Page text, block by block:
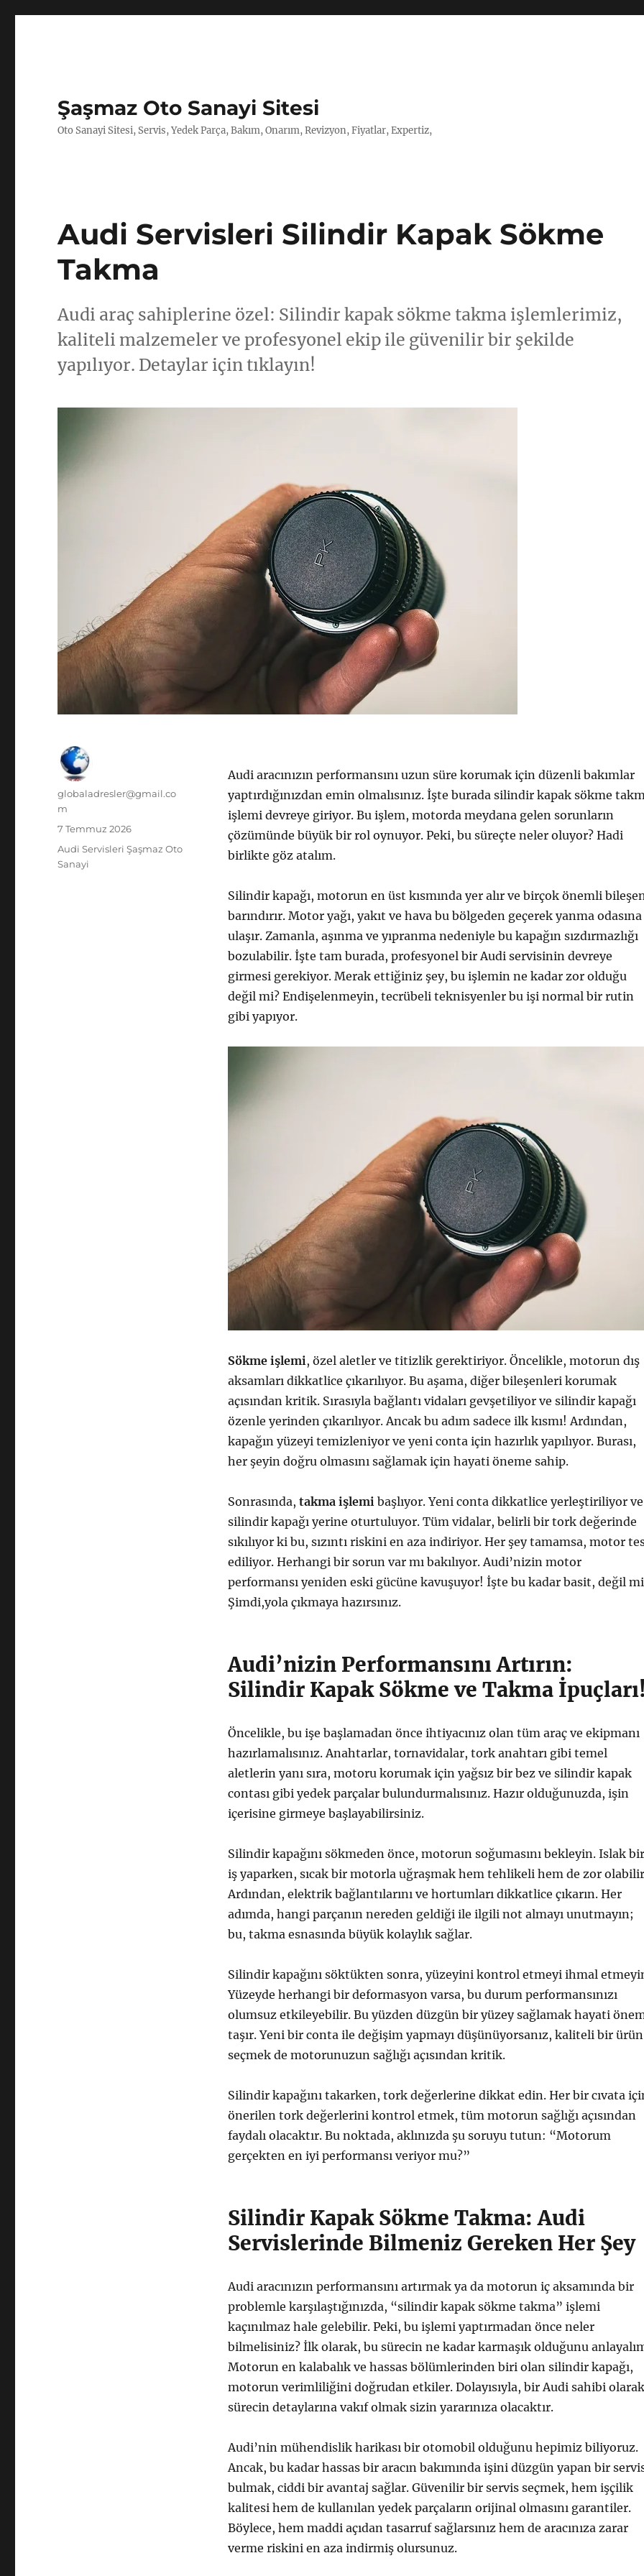
Şaşmaz Oto Sanayi Sitesi
Oto Sanayi Sitesi, Servis, Yedek Parça, Bakım, Onarım, Revizyon, Fiyatlar, Expertiz,
Audi Servisleri Silindir Kapak Sökme
Takma
Audi araç sahiplerine özel: Silindir kapak sökme takma işlemlerimiz,
kaliteli malzemeler ve profesyonel ekip ile güvenilir bir şekilde
yapılıyor. Detaylar için tıklayın!
Audi aracınızın performansını uzun süre korumak için düzenli bakımlar
yaptırdığınızdan emin olmalısınız. İşte burada silindir kapak sökme
işlemi devreye giriyor. Bu işlem, motorda meydana gelen sorunların
çözümünde büyük bir rol oynuyor. Peki, bu süreçte neler oluyor? Hadi
birlikte göz atalım.
Silindir kapağı, motorun en üst kısmında yer alır ve birçok önemli
barındırır. Motor yağı, yakıt ve hava bu bölgeden geçerek yanma odasına
ulaşır. Zamanla, aşınma ve yıpranma nedeniyle bu kapağın sızdırmazlığı
bozulabilir. İşte tam burada, profesyonel bir Audi servisinin devreye
girmesi gerekiyor. Merak ettiğiniz şey, bu işlemin ne kadar zor olduğu
değil mi? Endişelenmeyin, tecrübeli teknisyenler bu işi normal bir rutin
gibi yapıyor.
Sökme işlemi, özel aletler ve titizlik gerektiriyor. Öncelikle, motorun dış
aksamları dikkatlice çıkarılıyor. Bu aşama, diğer bileşenleri korumak
açısından kritik. Sırasıyla bağlantı vidaları gevşetiliyor ve silindir kapağı
özenle yerinden çıkarılıyor. Ancak bu adım sadece ilk kısmı! Ardından,
kapağın yüzeyi temizleniyor ve yeni conta için hazırlık yapılıyor. Burası,
her şeyin doğru olmasını sağlamak için hayati öneme sahip.
Sonrasında, takma işlemi başlıyor. Yeni conta dikkatlice yerleştiriliyor ve
silindir kapağı yerine oturtuluyor. Tüm vidalar, belirli bir tork değerinde
sıkılıyor ki bu, sızıntı riskini en aza indiriyor. Her şey tamamsa, motor
ediliyor. Herhangi bir sorun var mı bakılıyor. Audi’nizin motor
performansı yeniden eski gücüne kavuşuyor! İşte bu kadar basit, değil
Şimdi,yola çıkmaya hazırsınız.
Audi’nizin Performansını Artırın:
Silindir Kapak Sökme ve Takma İpuçları!
Öncelikle, bu işe başlamadan önce ihtiyacınız olan tüm araç ve ekipmanı
hazırlamalısınız. Anahtarlar, tornavidalar, tork anahtarı gibi temel
aletlerin yanı sıra, motoru korumak için yağsız bir bez ve silindir kapak
contası gibi yedek parçalar bulundurmalısınız. Hazır olduğunuzda, işin
içerisine girmeye başlayabilirsiniz.
Silindir kapağını sökmeden önce, motorun soğumasını bekleyin. Islak bir
iş yaparken, sıcak bir motorla uğraşmak hem tehlikeli hem de zor
Ardından, elektrik bağlantılarını ve hortumları dikkatlice çıkarın. Her
adımda, hangi parçanın nereden geldiği ile ilgili not almayı unutmayın;
bu, takma esnasında büyük kolaylık sağlar.
Silindir kapağını söktükten sonra, yüzeyini kontrol etmeyi ihmal
Yüzeyde herhangi bir deformasyon varsa, bu durum performansınızı
olumsuz etkileyebilir. Bu yüzden düzgün bir yüzey sağlamak hayati
taşır. Yeni bir conta ile değişim yapmayı düşünüyorsanız, kaliteli bir ürün
seçmek de motorunuzun sağlığı açısından kritik.
Silindir kapağını takarken, tork değerlerine dikkat edin. Her bir cıvata
önerilen tork değerlerini kontrol etmek, tüm motorun sağlığı açısından
faydalı olacaktır. Bu noktada, aklınızda şu soruyu tutun: “Motorum
gerçekten en iyi performansı veriyor mu?”
Silindir Kapak Sökme Takma: Audi
Servislerinde Bilmeniz Gereken Her Şey
Audi aracınızın performansını artırmak ya da motorun iç aksamında bir
problemle karşılaştığınızda, “silindir kapak sökme takma” işlemi
kaçınılmaz hale gelebilir. Peki, bu işlemi yaptırmadan önce neler
bilmelisiniz? İlk olarak, bu sürecin ne kadar karmaşık olduğunu
Motorun en kalabalık ve hassas bölümlerinden biri olan silindir kapağı,
motorun verimliliğini doğrudan etkiler. Dolayısıyla, bir Audi sahibi
sürecin detaylarına vakıf olmak sizin yararınıza olacaktır.
Audi’nin mühendislik harikası bir otomobil olduğunu hepimiz biliyoruz.
Ancak, bu kadar hassas bir aracın bakımında işini düzgün yapan bir
bulmak, ciddi bir avantaj sağlar. Güvenilir bir servis seçmek, hem işçilik
kalitesi hem de kullanılan yedek parçaların orijinal olmasını garantiler.
Böylece, hem maddi açıdan tasarruf sağlarsınız hem de aracınıza zarar
verme riskini en aza indirmiş olursunuz.
Yazar
globaladresler@gmail.co
m
Yayın
tarihi
7 Temmuz 2026
Kategoriler
Audi Servisleri Şaşmaz Oto
Sanayi